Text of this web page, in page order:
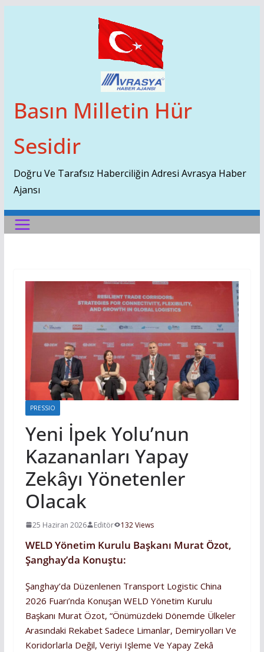
Basın Milletin Hür
Sesidir
Doğru Ve Tarafsız Haberciliğin Adresi Avrasya Haber
Ajansı
PRESSIO
Yeni İpek Yolu’nun
Kazananları Yapay
Zekâyı Yönetenler
Olacak
25 Haziran 2026 Editör 132 Views
WELD Yönetim Kurulu Başkanı Murat Özot,
Şanghay’da Konuştu:
Şanghay’da Düzenlenen Transport Logistic China
2026 Fuarı’nda Konuşan WELD Yönetim Kurulu
Başkanı Murat Özot, “Önümüzdeki Dönemde Ülkeler
Arasındaki Rekabet Sadece Limanlar, Demiryolları Ve
Koridorlarla Değil, Veriyi Işleme Ve Yapay Zekâ